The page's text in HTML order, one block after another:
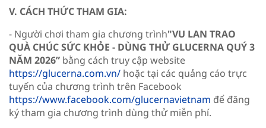
V. CÁCH THỨC THAM GIA:
- Người chơi tham gia chương trình"VU LAN TRAO
QUÀ CHÚC SỨC KHỎE - DÙNG THỬ GLUCERNA QUÝ 3
NĂM 2026” bằng cách truy cập website
https://glucerna.com.vn/ hoặc tại các quảng cáo trực
tuyến của chương trình trên Facebook
https://www.facebook.com/glucernavietnam để đăng
ký tham gia chương trình dùng thử miễn phí.